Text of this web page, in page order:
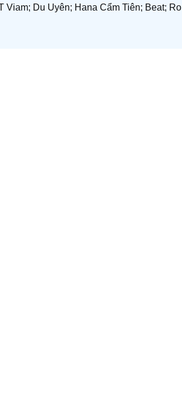
Viam; Du Uyên; Hana Cẩm Tiên; Beat; Ro